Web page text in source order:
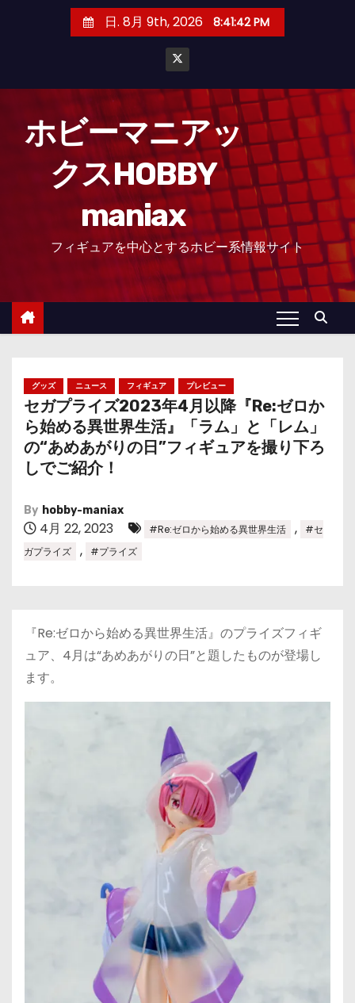
日. 8月 9th, 2026 8:41:44 PM
ホビーマニアッ
クスHOBBY
maniax
フィギュアを中心とするホビー系情報サイト
グッズ ニュース フィギュア プレビュー
セガプライズ2023年4月以降『Re:ゼロか
ら始める異世界生活』「ラム」と「レム」
の“あめあがりの日”フィギュアを撮り下ろ
しでご紹介！
By hobby-maniax
4月 22, 2023 #Re:ゼロから始める異世界生活 ,
#セ
ガプライズ
, #プライズ
『Re:ゼロから始める異世界生活』のプライズフィギ
ュア、4月は“あめあがりの日”と題したものが登場し
ます。